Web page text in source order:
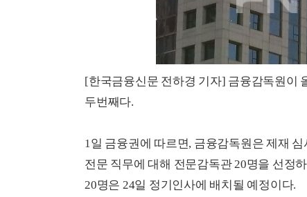
[한국금융신문 전하경 기자] 금융감독원이
두번째다.
1일 금융권에 따르면, 금융감독원은 제재
전문 직무에 대해 전문감독관 20명을 선정
20명은 24일 정기인사에 배치될 예정이다.